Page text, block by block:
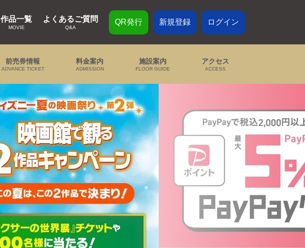
作品一覧
MOVIE
よくあるご質問
Q&A
QR発行 新規登録 ログイン
前売券情報
ADVANCE TICKET
料金案内
ADMISSION
施設案内
FLOOR GUIDE
アクセス
ACCESS